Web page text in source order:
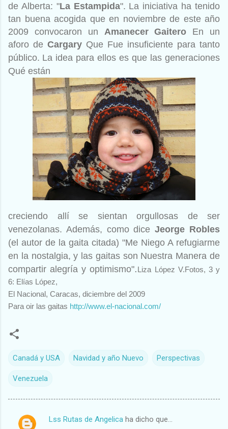
de Alberta: "La Estampida". La iniciativa ha tenido
tan buena acogida que en noviembre de este año
2009 convocaron un Amanecer Gaitero En un
aforo de Cargary Que Fue insuficiente para tanto
público. La idea para ellos es que las generaciones
Qué están
creciendo allí se sientan orgullosas de ser
venezolanas. Además, como diceJeorge Robles
(el autor de la gaita citada) "Me Niego A refugiarme
en la nostalgia, y las gaitas son Nuestra Manera de
compartir alegría y optimismo".Liza López V.Fotos, 3 y
6: Elías López,
El Nacional, Caracas, diciembre del 2009
Para oir las gaitas http://www.el-nacional.com/
Canadá y USA Navidad y año Nuevo Perspectivas
Venezuela
C
Lss Rutas de Angelica ha dicho que…